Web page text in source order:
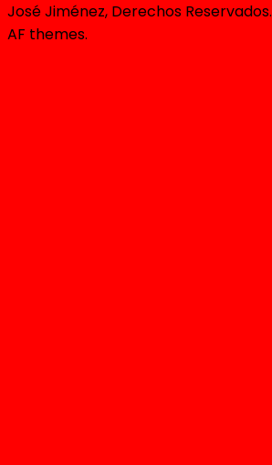
José Jiménez, Derechos Reservados.
AF themes.